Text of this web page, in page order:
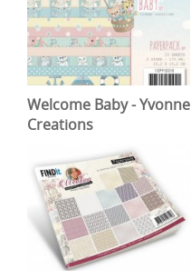
Welcome Baby - Yvonne
Creations